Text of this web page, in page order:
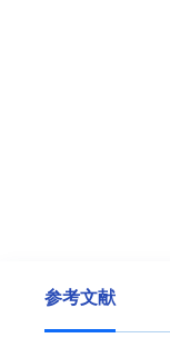
参考文献